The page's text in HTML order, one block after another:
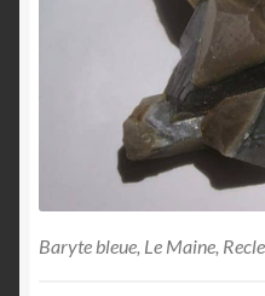
Baryte bleue, Le Maine,